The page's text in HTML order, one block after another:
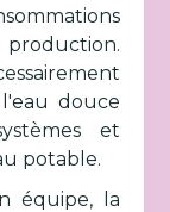
l'eau douce
et
potable.
équipe, la